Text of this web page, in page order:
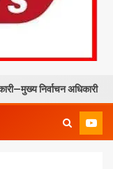
अधिकारी